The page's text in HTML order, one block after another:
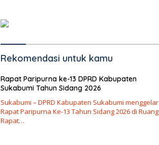
Rekomendasi untuk kamu
Rapat Paripurna ke-13 DPRD Kabupaten
Sukabumi Tahun Sidang 2026
Sukabumi – DPRD Kabupaten Sukabumi menggelar
Rapat Paripurna Ke-13 Tahun Sidang 2026 di Ruang
Rapat…